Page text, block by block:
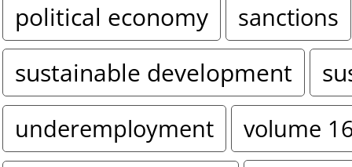
political economy
sanctions
sustainable development
underemployment
volume